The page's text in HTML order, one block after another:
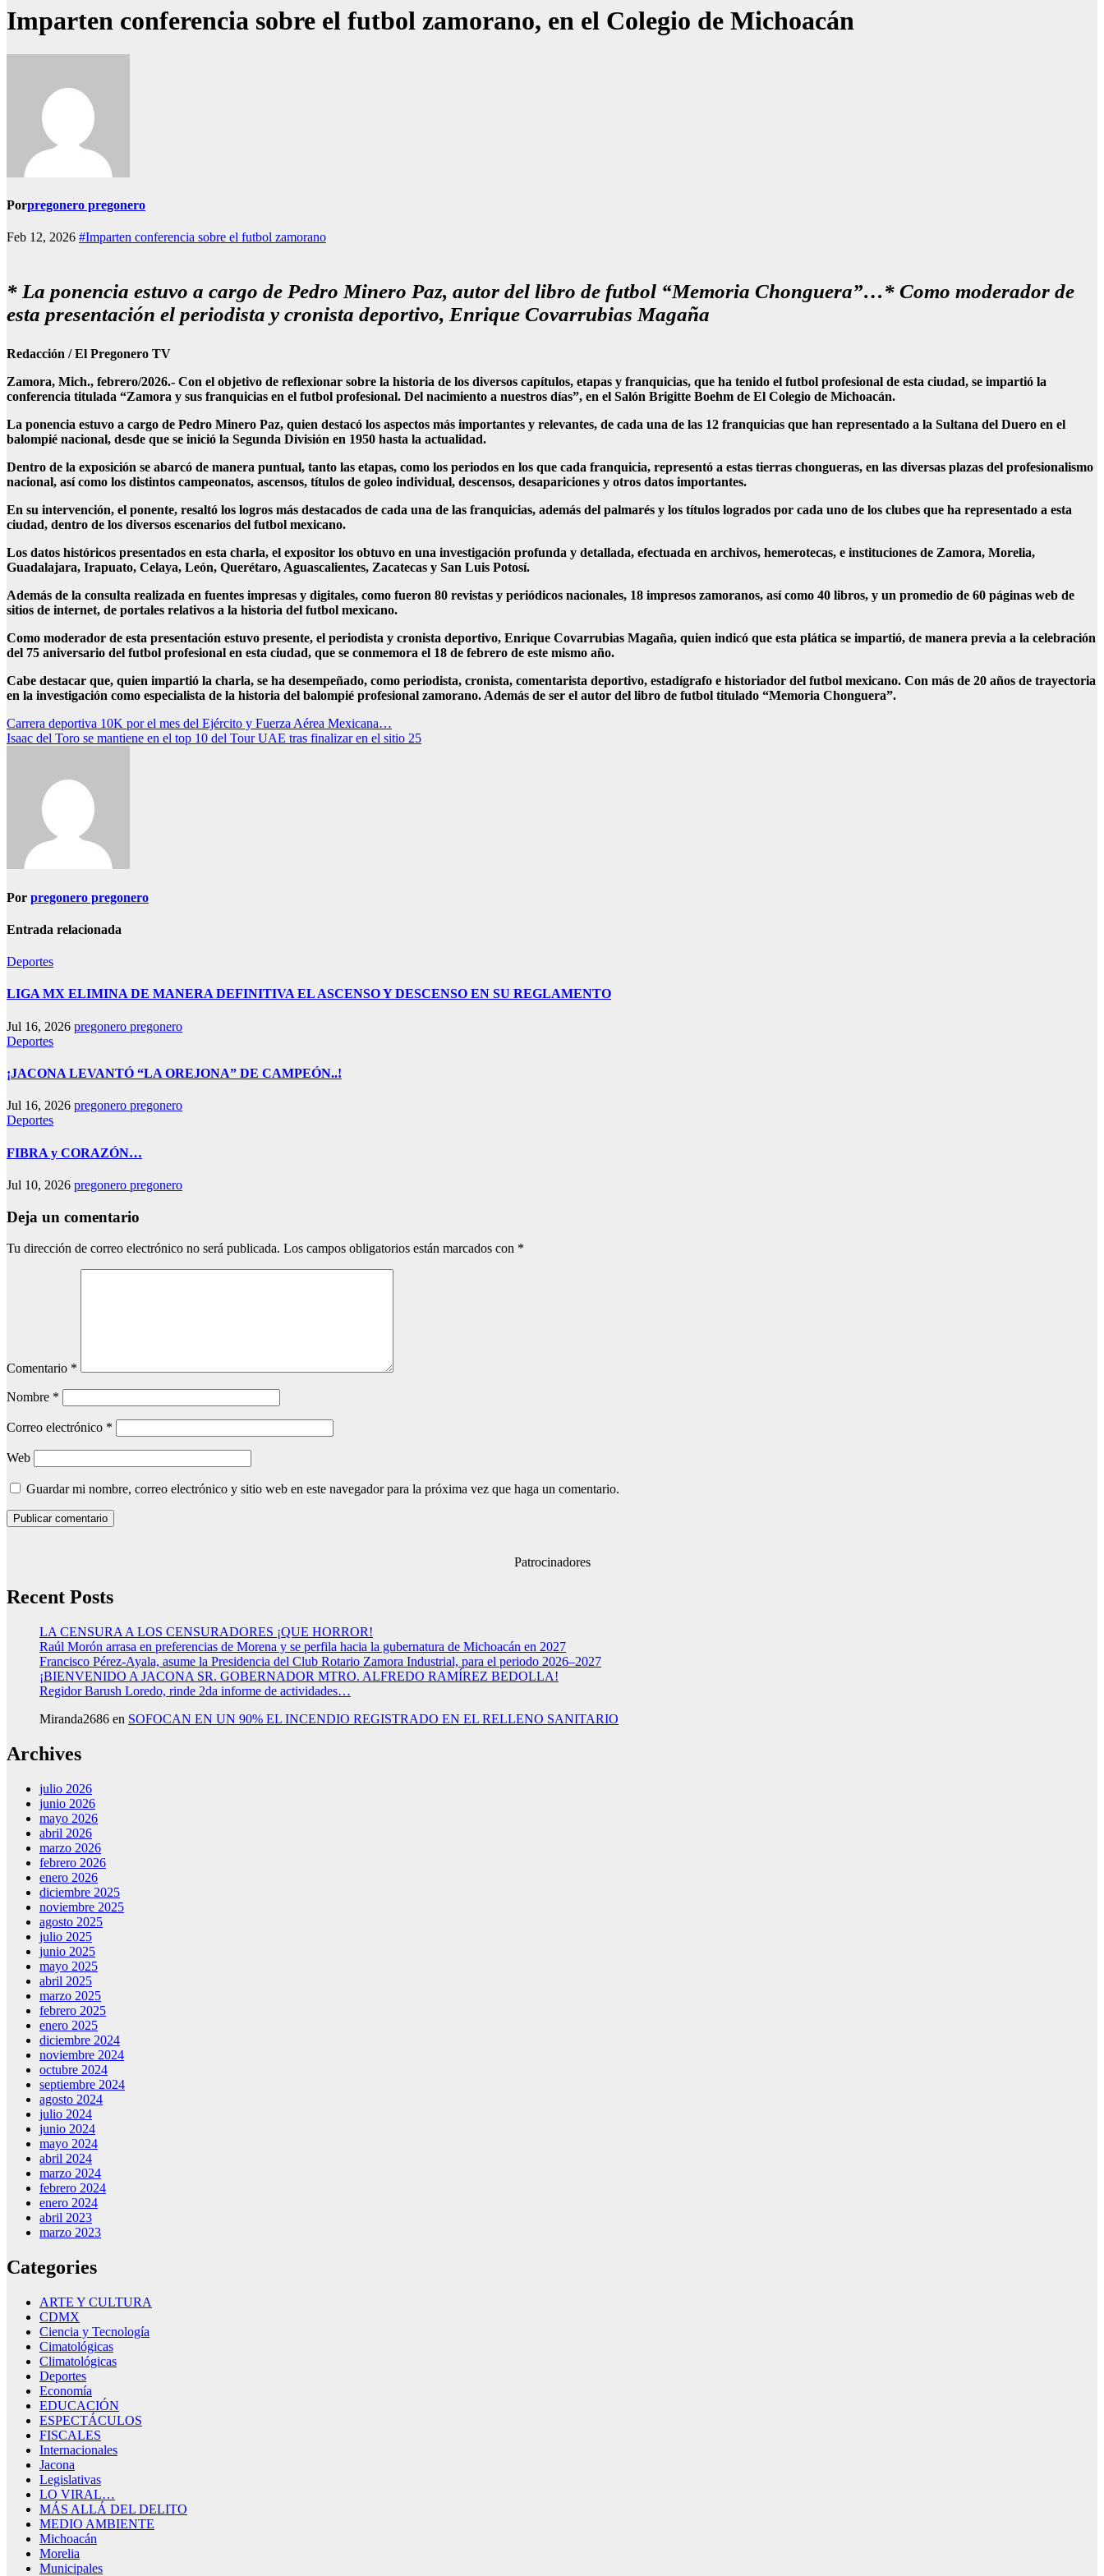
Imparten conferencia sobre el futbol zamorano, en el Colegio de Michoacán
Porpregonero pregonero
Feb 12, 2026 #Imparten conferencia sobre el futbol zamorano
* La ponencia estuvo a cargo de Pedro Minero Paz, autor del libro de futbol “Memoria Chonguera”…* Como moderador de
esta presentación el periodista y cronista deportivo, Enrique Covarrubias Magaña
Redacción / El Pregonero TV
Zamora, Mich., febrero/2026.- Con el objetivo de reflexionar sobre la historia de los diversos capítulos, etapas y franquicias, que ha tenido el futbol profesional de esta ciudad, se impartió la
conferencia titulada “Zamora y sus franquicias en el futbol profesional. Del nacimiento a nuestros días”, en el Salón Brigitte Boehm de El Colegio de Michoacán.
La ponencia estuvo a cargo de Pedro Minero Paz, quien destacó los aspectos más importantes y relevantes, de cada una de las 12 franquicias que han representado a la Sultana del Duero en el
balompié nacional, desde que se inició la Segunda División en 1950 hasta la actualidad.
Dentro de la exposición se abarcó de manera puntual, tanto las etapas, como los periodos en los que cada franquicia, representó a estas tierras chongueras, en las diversas plazas del profesionalismo
nacional, así como los distintos campeonatos, ascensos, títulos de goleo individual, descensos, desapariciones y otros datos importantes.
En su intervención, el ponente, resaltó los logros más destacados de cada una de las franquicias, además del palmarés y los títulos logrados por cada uno de los clubes que ha representado a esta
ciudad, dentro de los diversos escenarios del futbol mexicano.
Los datos históricos presentados en esta charla, el expositor los obtuvo en una investigación profunda y detallada, efectuada en archivos, hemerotecas, e instituciones de Zamora, Morelia,
Guadalajara, Irapuato, Celaya, León, Querétaro, Aguascalientes, Zacatecas y San Luis Potosí.
Además de la consulta realizada en fuentes impresas y digitales, como fueron 80 revistas y periódicos nacionales, 18 impresos zamoranos, así como 40 libros, y un promedio de 60 páginas web de
sitios de internet, de portales relativos a la historia del futbol mexicano.
Como moderador de esta presentación estuvo presente, el periodista y cronista deportivo, Enrique Covarrubias Magaña, quien indicó que esta plática se impartió, de manera previa a la celebración
del 75 aniversario del futbol profesional en esta ciudad, que se conmemora el 18 de febrero de este mismo año.
Cabe destacar que, quien impartió la charla, se ha desempeñado, como periodista, cronista, comentarista deportivo, estadígrafo e historiador del futbol mexicano. Con más de 20 años de trayectoria
en la investigación como especialista de la historia del balompié profesional zamorano. Además de ser el autor del libro de futbol titulado “Memoria Chonguera”.
Navegación
de
Carrera deportiva 10K por el mes del Ejército y Fuerza Aérea Mexicana…
Isaac del Toro se mantiene en el top 10 del Tour UAE tras finalizar en el sitio 25
Por pregonero pregonero
Entrada relacionada
Deportes
LIGA MX ELIMINA DE MANERA DEFINITIVA EL ASCENSO Y DESCENSO EN SU REGLAMENTO
Jul 16, 2026 pregonero pregonero
Deportes
¡JACONA LEVANTÓ “LA OREJONA” DE CAMPEÓN..!
Jul 16, 2026 pregonero pregonero
Deportes
FIBRA y CORAZÓN…
Jul 10, 2026 pregonero pregonero
Deja un comentario
Tu dirección de correo electrónico no será publicada. Los campos obligatorios están marcados con *
Comentario *
Nombre *
Correo electrónico *
Web
Guardar mi nombre, correo electrónico y sitio web en este navegador para la próxima vez que haga un comentario.
Patrocinadores
Recent Posts
LA CENSURA A LOS CENSURADORES ¡QUE HORROR!
Raúl Morón arrasa en preferencias de Morena y se perfila hacia la gubernatura de Michoacán en 2027
Francisco Pérez-Ayala, asume la Presidencia del Club Rotario Zamora Industrial, para el periodo 2026–2027
¡BIENVENIDO A JACONA SR. GOBERNADOR MTRO. ALFREDO RAMÍREZ BEDOLLA!
Regidor Barush Loredo, rinde 2da informe de actividades…
Miranda2686 en SOFOCAN EN UN 90% EL INCENDIO REGISTRADO EN EL RELLENO SANITARIO
Archives
julio 2026
junio 2026
mayo 2026
abril 2026
marzo 2026
febrero 2026
enero 2026
diciembre 2025
noviembre 2025
agosto 2025
julio 2025
junio 2025
mayo 2025
abril 2025
marzo 2025
febrero 2025
enero 2025
diciembre 2024
noviembre 2024
octubre 2024
septiembre 2024
agosto 2024
julio 2024
junio 2024
mayo 2024
abril 2024
marzo 2024
febrero 2024
enero 2024
abril 2023
marzo 2023
Categories
ARTE Y CULTURA
CDMX
Ciencia y Tecnología
Cimatológicas
Climatológicas
Deportes
Economía
EDUCACIÓN
ESPECTÁCULOS
FISCALES
Internacionales
Jacona
Legislativas
LO VIRAL…
MÁS ALLÁ DEL DELITO
MEDIO AMBIENTE
Michoacán
Morelia
Municipales